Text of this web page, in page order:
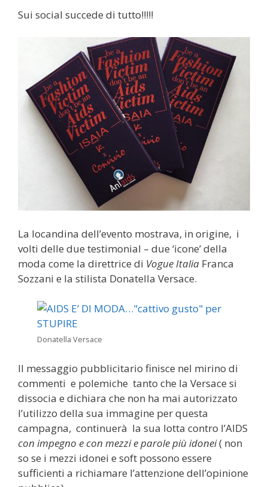
Sui social succede di tutto!!!!!
La locandina dell’evento mostrava, in origine, i
volti delle due testimonial – due ‘icone’ della
moda come la direttrice di Vogue Italia Franca
Sozzani e la stilista Donatella Versace.
Donatella Versace
Il messaggio pubblicitario finisce nel mirino di
commenti e polemiche tanto che la Versace si
dissocia e dichiara che non ha mai autorizzato
l’utilizzo della sua immagine per questa
campagna, continuerà la sua lotta contro l’AIDS
con impegno e con mezzi e parole più idonei( non
so se i mezzi idonei e soft possono essere
sufficienti a richiamare l’attenzione dell’opinione